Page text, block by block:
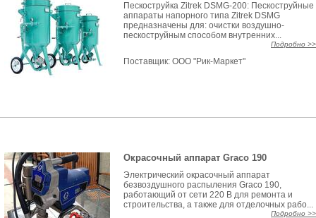
Пескоструйка Zitrek DSMG-200: Пескоструйные
аппараты напорного типа Zitrek DSMG
предназначены для: очистки воздушно-
пескоструйным способом внутренних...
Подробно >>
Поставщик: ООО "Рик-Маркет"
Окрасочный аппарат Graco 190
Электрический окрасочный аппарат
безвоздушного распыления Graco 190,
работающий от сети 220 В для ремонта и
строительства, а также для отделочных рабо...
Подробно >>